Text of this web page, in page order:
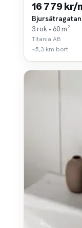
16 779 kr/
3 rok • 60 m²
Titania AB
~5,3 km bort